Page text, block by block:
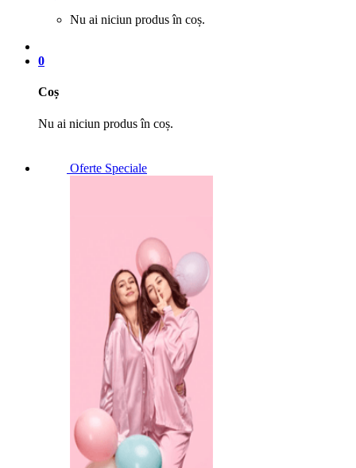
Nu ai niciun produs în coș.
0
Coș
Nu ai niciun produs în coș.
Oferte Speciale